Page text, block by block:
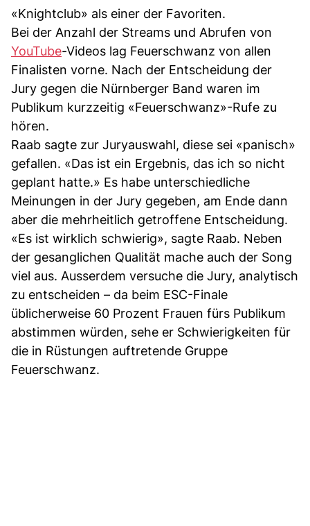
«Knightclub» als einer der Favoriten.
Bei der Anzahl der Streams und Abrufen von
YouTube-Videos lag Feuerschwanz von allen
Finalisten vorne. Nach der Entscheidung der
Jury gegen die Nürnberger Band waren im
Publikum kurzzeitig «Feuerschwanz»-Rufe zu
hören.
Raab sagte zur Juryauswahl, diese sei «panisch»
gefallen. «Das ist ein Ergebnis, das ich so nicht
geplant hatte.» Es habe unterschiedliche
Meinungen in der Jury gegeben, am Ende dann
aber die mehrheitlich getroffene Entscheidung.
«Es ist wirklich schwierig», sagte Raab. Neben
der gesanglichen Qualität mache auch der Song
viel aus. Ausserdem versuche die Jury, analytisch
zu entscheiden – da beim ESC-Finale
üblicherweise 60 Prozent Frauen fürs Publikum
abstimmen würden, sehe er Schwierigkeiten für
die in Rüstungen auftretende Gruppe
Feuerschwanz.